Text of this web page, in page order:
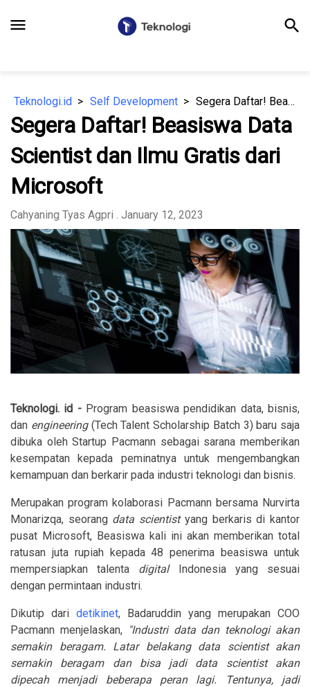
menu search
Teknologi.id Self Development Segera Daftar! Beasiswa Data Scientist dan Ilmu Gratis dari Microsoft
Segera Daftar! Beasiswa Data
Scientist dan Ilmu Gratis dari
Microsoft
Cahyaning Tyas Agpri . January 12, 2023
Teknologi. id - Program beasiswa pendidikan data, bisnis,
dan engineering(Tech Talent Scholarship Batch 3) baru saja
dibuka oleh Startup Pacmann sebagai sarana memberikan
kesempatan kepada peminatnya untuk mengembangkan
kemampuan dan berkarir pada industri teknologi dan bisnis.
Merupakan program kolaborasi Pacmann bersama Nurvirta
Monarizqa, seorang data scientistyang berkaris di kantor
pusat Microsoft, Beasiswa kali ini akan memberikan total
ratusan juta rupiah kepada 48 penerima beasiswa untuk
mempersiapkan talenta digital Indonesia yang sesuai
dengan permintaan industri.
Dikutip dari detikinet, Badaruddin yang merupakan COO
Pacmann menjelaskan, "Industri data dan teknologi akan
semakin beragam. Latar belakang data scientist akan
semakin beragam dan bisa jadi data scientist akan
dipecah menjadi beberapa peran lagi. Tentunya, jadi